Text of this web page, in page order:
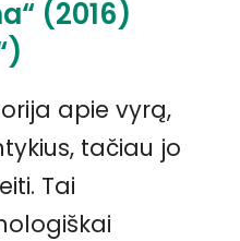
(2016)
apie vyrą,
tačiau jo
Tai